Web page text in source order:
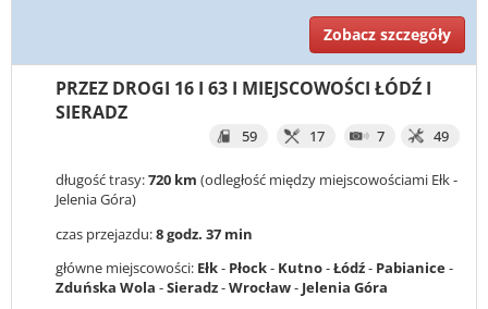
Zobacz szczegóły
PRZEZ DROGI 16 I 63 I MIEJSCOWOŚCI ŁÓDŹ I
SIERADZ
59 17 7 49
długość trasy:720 km (odległość między miejscowościami Ełk -
Jelenia Góra)
czas przejazdu:8 godz. 37 min
główne miejscowości: Ełk- Płock- Kutno-Łódź- Pabianice-
Zduńska Wola -Sieradz-Wrocław- Jelenia Góra